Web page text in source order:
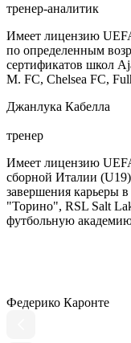
тренер-аналитик
Имеет лицензию
по определенным
сертификатов школ
M. FC, Chelsea FC,
Джанлука Кабелла
тренер
Имеет лицензию
сборной Италии
завершения карьеры
"Торино", RSL Salt
футбольную
Федерико Каронте